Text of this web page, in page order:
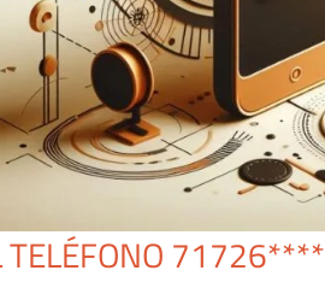
TELÉFONO 71726****